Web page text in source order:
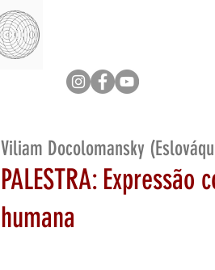
Viliam Docolomansky
PALESTRA:
humana